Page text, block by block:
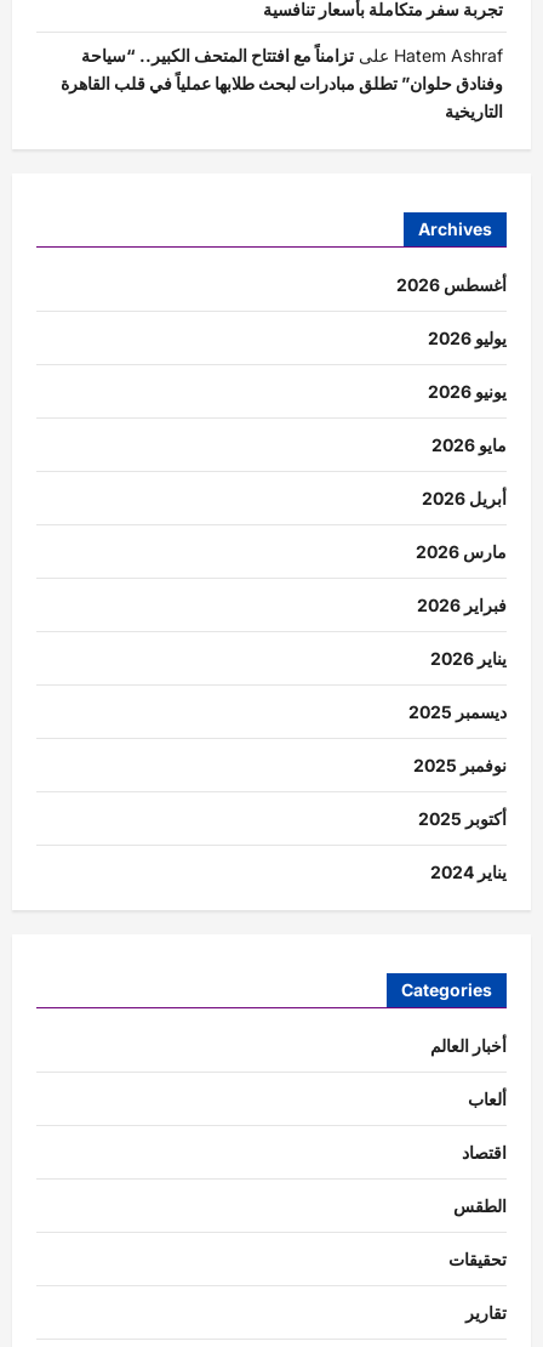
تجربة سفر متكاملة بأسعار تنافسية
Hatem Ashraf على تزامناً مع افتتاح المتحف الكبير.. “سياحة
وفنادق حلوان” تطلق مبادرات لبحث طلابها عملياً في قلب القاهرة
التاريخية
Archives
أغسطس 2026
يوليو 2026
يونيو 2026
مايو 2026
أبريل 2026
مارس 2026
فبراير 2026
يناير 2026
ديسمبر 2025
نوفمبر 2025
أكتوبر 2025
يناير 2024
Categories
أخبار العالم
ألعاب
اقتصاد
الطقس
تحقيقات
تقارير